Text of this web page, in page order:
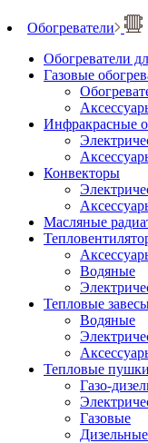
Обогреватели
Обогреватели
Газовые
Инфракрасные
Конвекторы
Масляные
Водяные
Тепловые
Водяные
Тепловые пушки
Газо-
Газовые
Дизельные